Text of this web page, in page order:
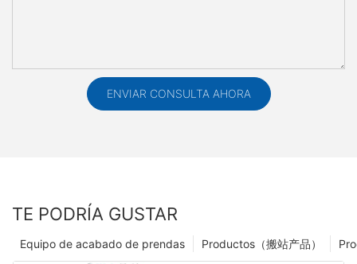
ENVIAR CONSULTA AHORA
TE PODRÍA GUSTAR
Productos（搬站产品）
Equipo de acabado de prendas